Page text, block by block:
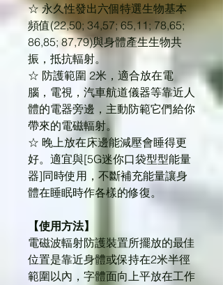
☆ 永久性發出六個特選生物基本
頻值(22,50; 34,57; 65,11; 78,65;
86,85; 87,79)與身體產生生物共
振，抵抗輻射。
☆ 防護範圍 2米，適合放在電
腦，電視，汽車航道儀器等靠近人
體的電器旁邊，主動防範它們給你
帶來的電磁輻射。
☆ 晚上放在床邊能減壓會睡得更
好。適宜與[5G迷你口袋型型能量
器]同時使用，不斷補充能量讓身
體在睡眠時作各樣的修復。
【使用方法】
電磁波輻射防護裝置所擺放的最佳
位置是靠近身體或保持在2米半徑
範圍以內，字體面向上平放在工作